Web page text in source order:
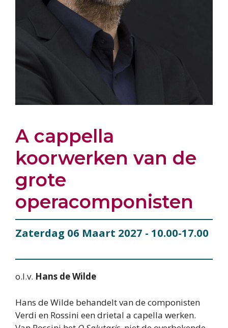
A cappella
koorwerken van de
grote
operacomponisten
Zaterdag 06 Maart 2027 - 10.00-17.00
o.l.v. Hans de Wilde
Hans de Wilde behandelt van de componisten
Verdi en Rossini een drietal a capella werken.